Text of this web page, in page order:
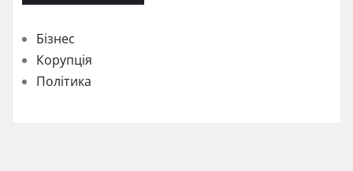
Бізнес
Корупція
Політика